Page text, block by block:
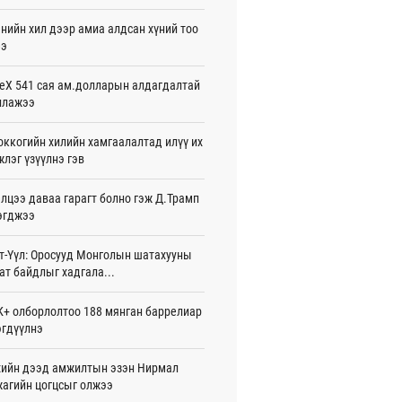
16 цаг 01 мин
Бангладешт эргэн ирэхээ
15 цаг 58 мин
15 цаг 54 мин
улсын хамтын ажиллагааны талаар
солилцов
сард Сүхбаатар боомтоор
тонн Аи-92 автобензин импортолжээ
Н.Амарзаяа: 32 хуудастай
дэвтэр долоо хоногт л дүүрдэг
15 цаг 31 мин
хил дээр амиа алдсан хүний тоо
541 сая ам.долларын алдагдалтай
хилийн хамгаалалтад илүү их
үзүүлнэ гэв
даваа гарагт болно гэж Д.Трамп
Үүл: Оросууд Монголын шатахууны
байдлыг хадгала...
олборлолтоо 188 мянган баррелиар
дээд амжилтын эзэн Нирмал
цогцсыг олжээ